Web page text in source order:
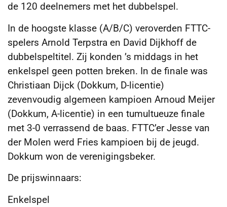
de 120 deelnemers met het dubbelspel.
In de hoogste klasse (A/B/C) veroverden FTTC-
spelers Arnold Terpstra en David Dijkhoff de
dubbelspeltitel. Zij konden ’s middags in het
enkelspel geen potten breken. In de finale was
Christiaan Dijck (Dokkum, D-licentie)
zevenvoudig algemeen kampioen Arnoud Meijer
(Dokkum, A-licentie) in een tumultueuze finale
met 3-0 verrassend de baas. FTTC’er Jesse van
der Molen werd Fries kampioen bij de jeugd.
Dokkum won de verenigingsbeker.
De prijswinnaars:
Enkelspel